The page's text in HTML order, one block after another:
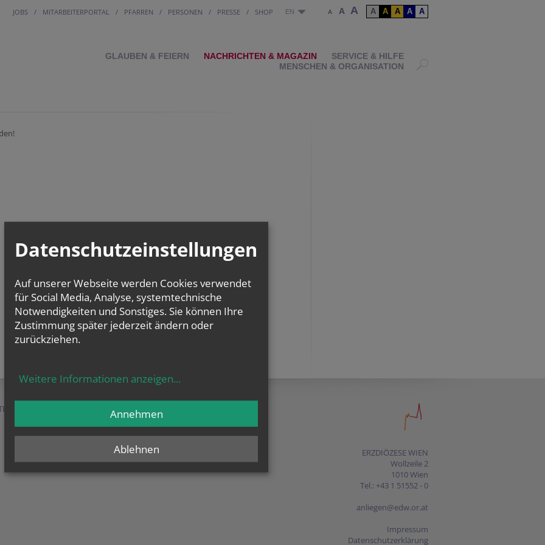
JOBS MITARBEITERPORTAL PFARREN PERSONEN PRESSE SHOP EN A A A A A A A A
GLAUBEN & FEIERN NACHRICHTEN & MAGAZIN
SERVICE & HILFE
MENSCHEN & ORGANISATION
&
ERZDIÖZESE WIEN
Wollzeile 2
1010 Wien
Tel.: +43 1 51552 - 0
anliegen@edw.or.at
Impressum
Datenschutzerklärung
Datenschutzeinstellungen
Auf unserer Webseite werden Cookies verwendet
für Social Media, Analyse, systemtechnische
Notwendigkeiten und Sonstiges. Sie können Ihre
Zustimmung später jederzeit ändern oder
zurückziehen.
Weitere Informationen anzeigen...
Ablehnen
Annehmen